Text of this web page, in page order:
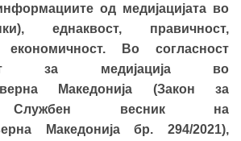
од медијацијата во
, еднаквост, правичност,
Во согласност
за медијација во
Македонија (Закон за
Службен весник на
Мaкедонија бр. 294/2021),